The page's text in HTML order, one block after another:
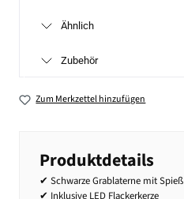
Ähnlich
Zubehör
Zum Merkzettel hinzufügen
Produktdetails
✔ Schwarze Grablaterne mit Spieß
✔ Inklusive LED Flackerkerze